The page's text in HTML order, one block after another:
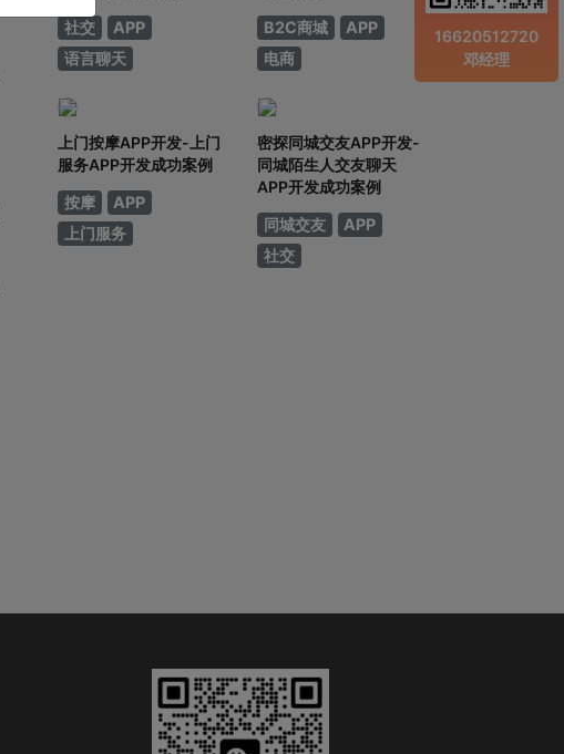
社交
APP
语言聊天
B2C商城
APP
电商
上门按摩APP开发-上门
服务APP开发成功案例
按摩
APP
上门服务
密探同城交友APP开发-
同城陌生人交友聊天
APP开发成功案例
同城交友
APP
社交
16620512720
邓经理